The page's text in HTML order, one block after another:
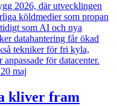
2026, där utvecklingen
köldmedier som propan
som AI och nya
datahantering får ökad
tekniker för fri kyla,
för datacenter.
20 maj
kliver fram